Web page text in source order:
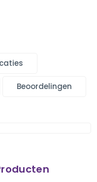
Beoordelingen